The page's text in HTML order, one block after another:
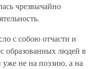
чрезвычайно
с собою отчасти и
образованных людей в
не на поэзию, а на